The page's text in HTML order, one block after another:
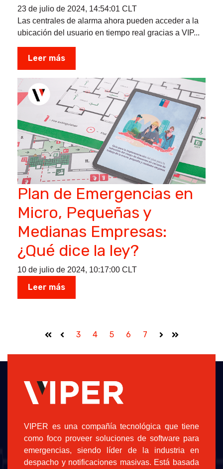
23 de julio de 2024, 14:54:01 CLT
Las centrales de alarma ahora pueden acceder a la
ubicación del usuario en tiempo real gracias a VIP...
Leer más
Plan de Emergencias en
Micro, Pequeñas y
Medianas Empresas:
¿Qué dice la ley?
10 de julio de 2024, 10:17:00 CLT
Leer más
PrimeraAnterior
3 4 5 6 7
Siguiente
Última
VIPER es una compañía tecnológica que tiene
como foco proveer soluciones de software para
emergencias, siendo líder de la industria en
despacho y notificaciones masivas. Está basada